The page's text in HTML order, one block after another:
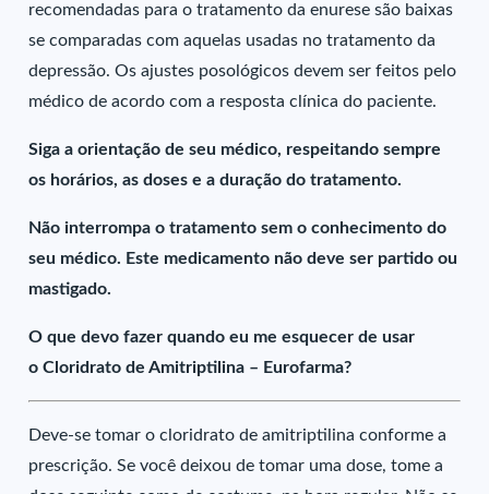
recomendadas para o tratamento da enurese são baixas
se comparadas com aquelas usadas no tratamento da
depressão. Os ajustes posológicos devem ser feitos pelo
médico de acordo com a resposta clínica do paciente.
Siga a orientação de seu médico, respeitando sempre
os horários, as doses e a duração do tratamento.
Não interrompa o tratamento sem o conhecimento do
seu médico. Este medicamento não deve ser partido ou
mastigado.
O que devo fazer quando eu me esquecer de usar
o Cloridrato de Amitriptilina – Eurofarma?
Deve-se tomar o cloridrato de amitriptilina conforme a
prescrição. Se você deixou de tomar uma dose, tome a